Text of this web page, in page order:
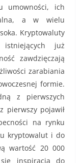
umowności, ich
a w wielu
Kryptowaluty
już
zawdzięczają
zarabiania
formie.
z pierwszych
pierwszy pojawił
na rynku
kryptowalut i do
wartość 20 000
inspiracją do